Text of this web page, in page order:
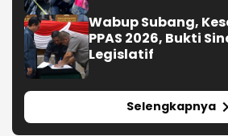
Wabup Subang,
PPAS 2026, Bukti
Legislatif
Selengkapnya